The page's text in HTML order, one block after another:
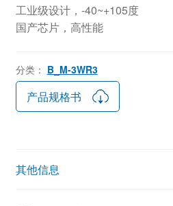
工业级设计，-40~+105度
国产芯片，高性能
分类： B_M-3WR3
产品规格书
其他信息